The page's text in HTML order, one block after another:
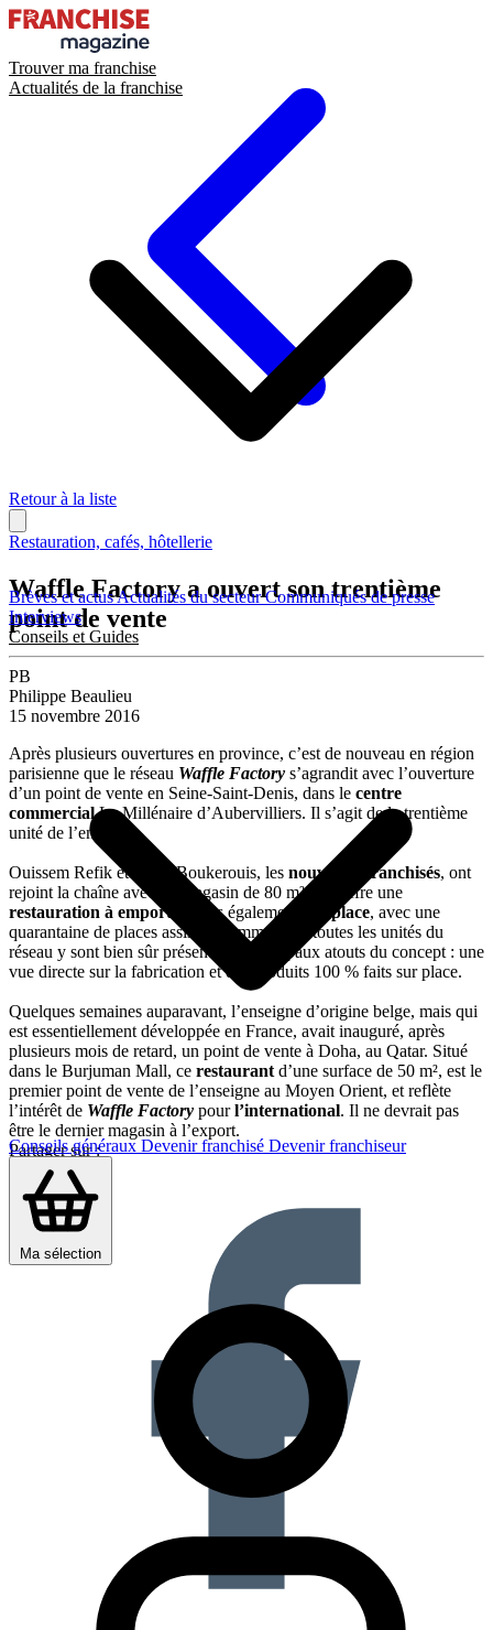
Trouver ma franchise
Actualités de la franchise
Brèves et actusActualités du secteurCommuniqués de presse
Interviews
Conseils et Guides
Conseils généraux Devenir franchisé Devenir franchiseur
Ma sélection
Retour à la liste
Restauration, cafés, hôtellerie
Waffle Factory a ouvert son trentième
point de vente
PB
Philippe Beaulieu
15 novembre 2016
Après plusieurs ouvertures en province, c’est de nouveau en région
parisienne que le réseau Waffle Factory s’agrandit avec l’ouverture
d’un point de vente en Seine-Saint-Denis, dans le centre
commercialLe Millénaire d’Aubervilliers. Il s’agit de la trentième
unité de l’enseigne.
Ouissem Refik et Rafik Boukerouis, les nouveaux franchisés, ont
rejoint la chaîne avec un magasin de 80 m², qui offre une
restauration à emporter
mais également sur place, avec une
quarantaine de places assises. Comme dans toutes les unités du
réseau y sont bien sûr présents les principaux atouts du concept : une
vue directe sur la fabrication et des produits 100 % faits sur place.
Quelques semaines auparavant, l’enseigne d’origine belge, mais qui
est essentiellement développée en France, avait inauguré, après
plusieurs mois de retard, un point de vente à Doha, au Qatar. Situé
dans le Burjuman Mall, ce restaurant d’une surface de 50 m², est le
premier point de vente de l’enseigne au Moyen Orient, et reflète
l’intérêt de Waffle Factory pourl’international. Il ne devrait pas
être le dernier magasin à l’export.
Partager sur :